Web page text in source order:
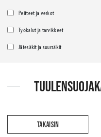
Peitteet ja verkot
Työkalut ja tarvikkeet
Jätesäkit ja suursäkit
TAKAISIN